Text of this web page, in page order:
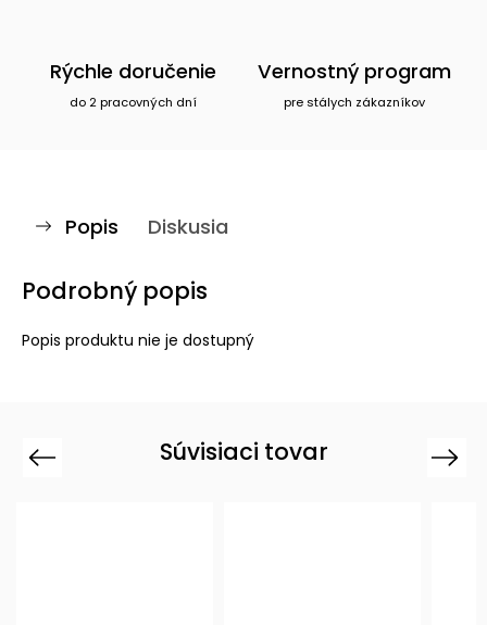
Rýchle doručenie
do 2 pracovných dní
Vernostný program
pre stálych zákazníkov
Popis Diskusia
Podrobný popis
Popis produktu nie je dostupný
Súvisiaci tovar
Previous Next